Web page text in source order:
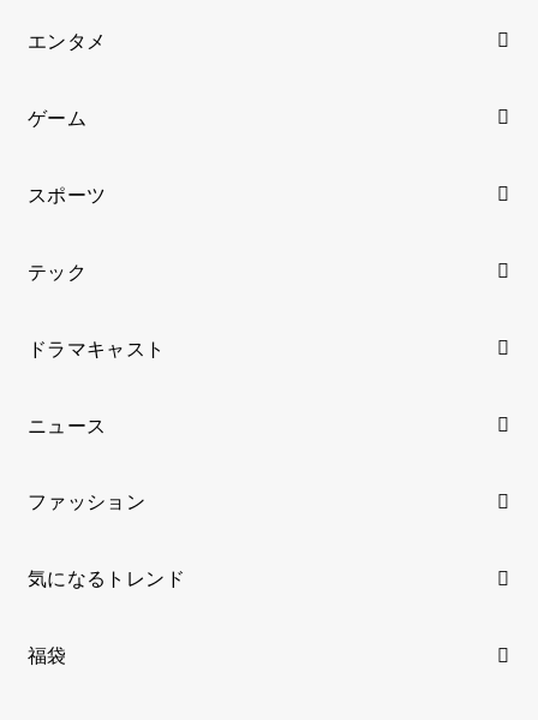
エンタメ
ゲーム
スポーツ
テック
ドラマキャスト
ニュース
ファッション
気になるトレンド
福袋